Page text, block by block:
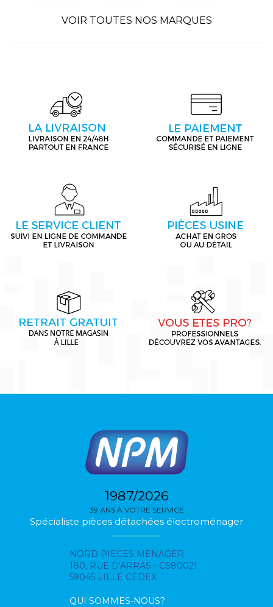
VOIR TOUTES NOS MARQUES
1987/2026
39 ANS À VOTRE SERVICE
Spécialiste pièces détachées électroménager
NORD PIECES MENAGER
180, RUE D'ARRAS - CS80021
59045 LILLE CEDEX
QUI SOMMES-NOUS?